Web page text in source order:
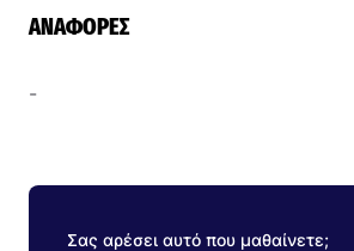
ΑΝΑΦΟΡΈΣ
-
Σας αρέσει αυτό που μαθαίνετε;